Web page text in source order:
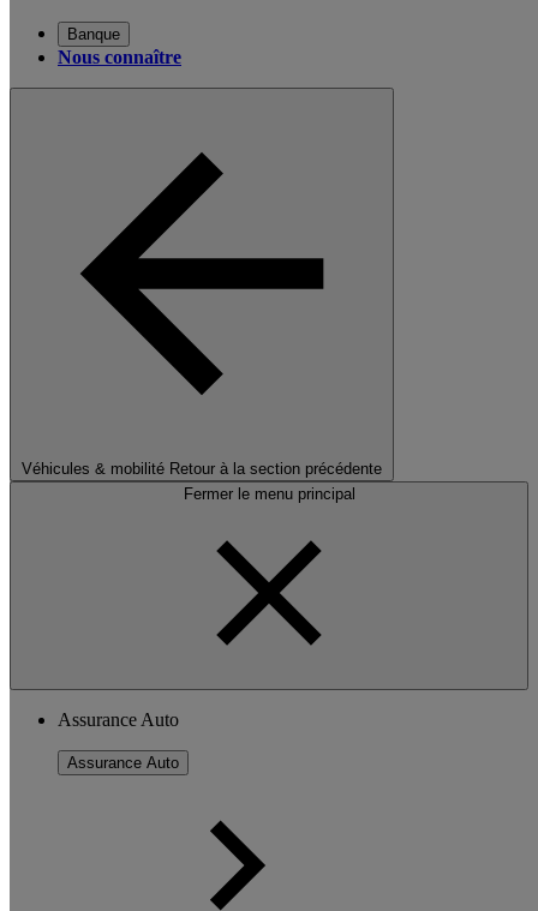
Banque
Nous connaître
Véhicules & mobilité Retour à la section précédente
Fermer le menu principal
Assurance Auto
Assurance Auto